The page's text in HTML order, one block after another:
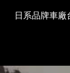
日系品牌車